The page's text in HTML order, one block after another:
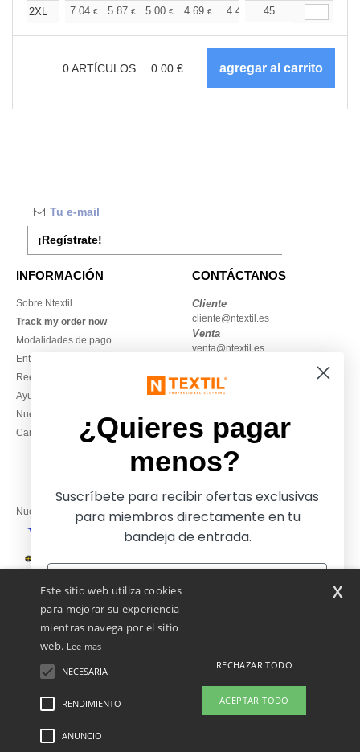
2XL
7.04 € 5.87 € 5.00 € 4.69 € 4.46 4.41
45
0ARTÍCULOS 0.00 €
¡Regístrate!
INFORMACIÓN
Sobre Ntextil
Track my order now
Modalidades de pago
Entrega
Reembolsos / devoluciones
Ayuda & FAQs
Nuestros compromisos
Camisetas locales al por mayor
CONTÁCTANOS
Cliente
cliente@ntextil.es
Venta
venta@ntextil.es
930 410 200
Viernes: 10:00–14:00
Nuestros socios financieros
Menciones Legales-
Este sitio web utiliza cookies
para mejorar su experiencia
mientras navega por el sitio
web. Lee mas
NECESARIA
RENDIMIENTO
ANUNCIO
RECHAZAR TODO
ACEPTAR TODO
x
¿Quieres pagar
menos?
Suscríbete para recibir ofertas exclusivas
para miembros directamente en tu
bandeja de entrada.
Sí, ¡quiero pagar menos!
No gracias, quiero pagar más